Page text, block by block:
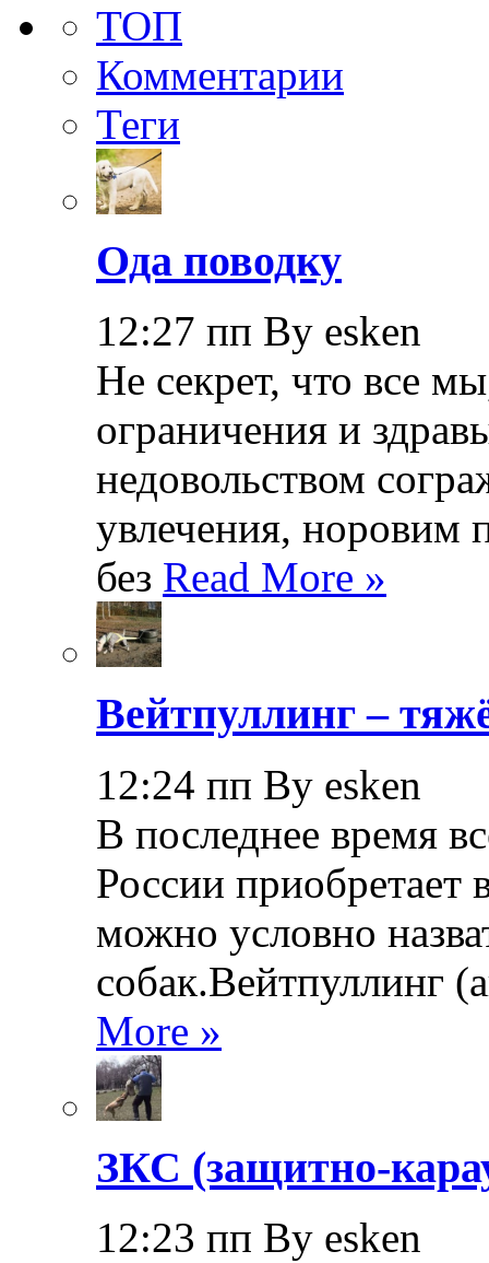
ТОП
Комментарии
Теги
Ода поводку
12:27 пп By esken
Не секрет, что все
ограничения и
недовольством
увлечения, норовим
без Read More »
Вейтпуллинг –
12:24 пп By esken
В последнее время
России приобретает
можно условно
собак.Вейтпуллинг
More »
ЗКС (защитно-
12:23 пп By esken